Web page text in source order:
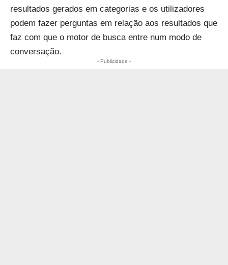
resultados gerados em categorias e os utilizadores
podem fazer perguntas em relação aos resultados que
faz com que o motor de busca entre num modo de
conversação.
- Publicidade -